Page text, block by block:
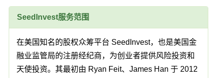
SeedInvest服务范围
在美国知名的股权众筹平台 SeedInvest，也是美国金
融业监管局的注册经纪商，为创业者提供风险投资和
天使投资。其最初由 Ryan Feit、James Han 于 2012